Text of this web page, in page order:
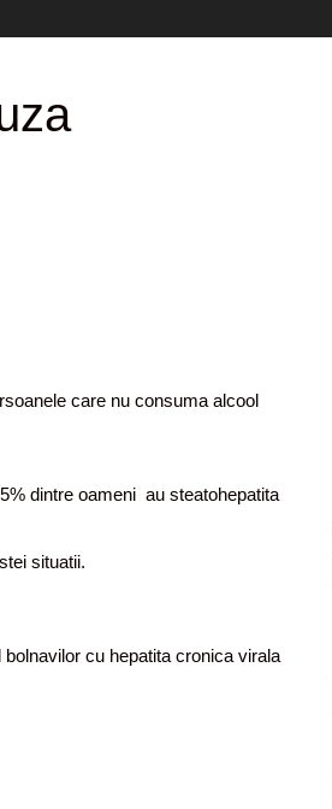
care nu consuma alcool
dintre oameni au steatohepatita
situatii.
cu hepatita cronica virala